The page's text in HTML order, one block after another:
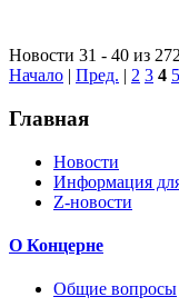
Новости 31 - 40 из 272
Начало | Пред. | 2 3 4 5
Главная
Новости
Информация
Z-новости
О Концерне
Общие вопросы